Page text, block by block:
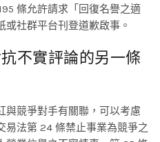
條允許請求「回復名譽之適
社群平台刊登道歉啟事。
不實評論的另一條
與競爭對手有關聯，可以考慮
易法第 24 條禁止事業為競爭之